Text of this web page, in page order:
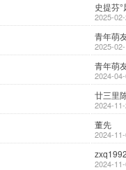
史提芬°
2025-02-
青年萌
2025-
青年萌
2024-
廿三里
2024-
董先
2024-
zxq1992
2024-